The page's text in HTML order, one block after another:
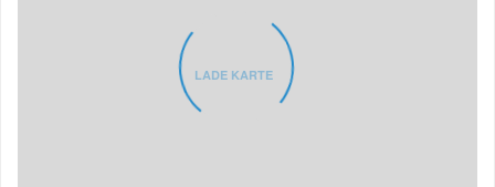
LADE KARTE